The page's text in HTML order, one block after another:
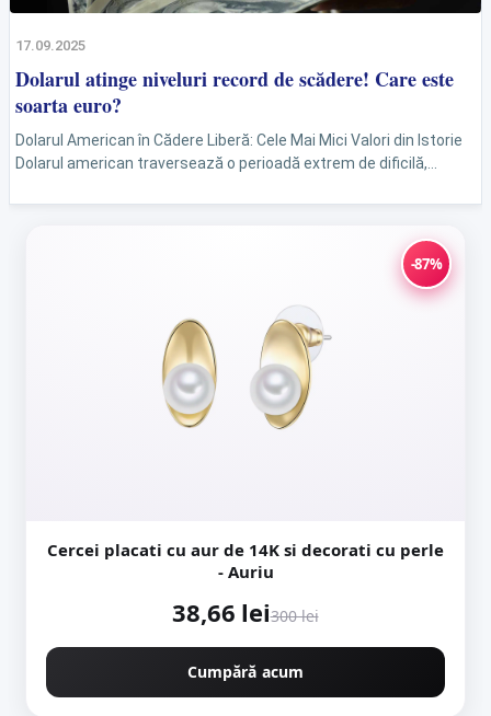
17.09.2025
Dolarul atinge niveluri record de scădere! Care este
soarta euro?
Dolarul American în Cădere Liberă: Cele Mai Mici Valori din Istorie
Dolarul american traversează o perioadă extrem de dificilă,
-87%
Cercei placati cu aur de 14K si decorati cu perle
- Auriu
38,66 lei300 lei
Cumpără acum